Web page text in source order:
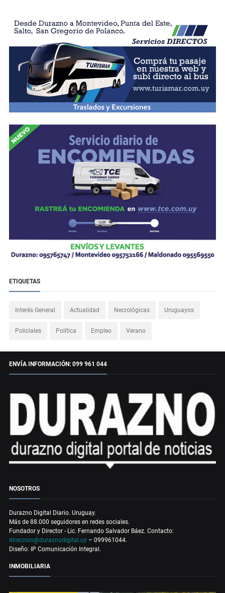
ETIQUETAS
Interés General Actualidad Necrológicas Uruguayos
Policiales Política Empleo Verano
ENVÍA INFORMACIÓN: 099 961 044
NOSOTROS
Durazno Digital Diario. Uruguay.
Más de 88.000 seguidores en redes sociales.
Fundador y Director - Lic. Fernando Salvador Báez. Contacto:
direccion@duraznodigital.uy – 099961044.
Diseño: IP Comunicación Integral.
INMOBILIARIA